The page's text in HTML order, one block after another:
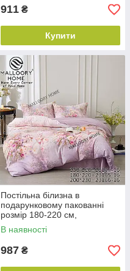
911 ₴
Купити
Постільна білизна в
подарунковому пакованні
розмір 180-220 см,
кольориміксом
В наявності
987 ₴